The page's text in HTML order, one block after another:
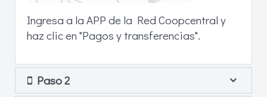
Ingresa a la APP de la Red Coopcentral y
haz clic en "Pagos y transferencias".
Paso 2